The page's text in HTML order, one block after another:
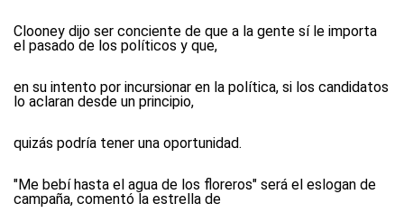
Clooney dijo ser conciente de que a la gente sí le importa
el pasado de los políticos y que,
en su intento por incursionar en la política, si los candidatos
lo aclaran desde un principio,
quizás podría tener una oportunidad.
"Me bebí hasta el agua de los floreros" será el eslogan de
campaña, comentó la estrella de